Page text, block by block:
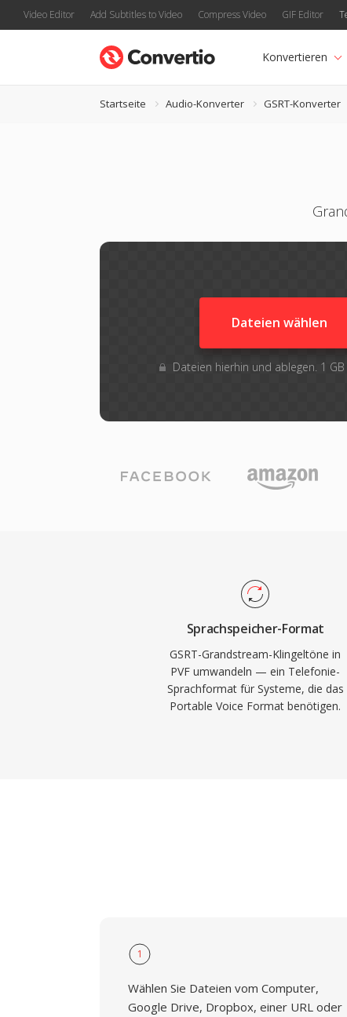
Video Editor Add Subtitles to Video Compress Video GIF Editor
Konvertieren
Startseite Audio-Konverter GSRT-Konverter
Dateien wählen
Dateien hierhin und ablegen. 1
Sprachspeicher-Format
GSRT-Grandstream-Klingeltöne in
PVF umwandeln — ein Telefonie-
Sprachformat für Systeme, die das
Portable Voice Format benötigen.
1
Wählen Sie Dateien vom Computer,
Google Drive, Dropbox, einer URL oder